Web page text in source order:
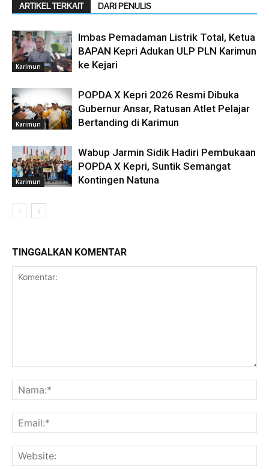
ARTIKEL TERKAIT DARI PENULIS
Karimun
Imbas Pemadaman Listrik Total, Ketua
BAPAN Kepri Adukan ULP PLN Karimun
ke Kejari
Karimun
POPDA X Kepri 2026 Resmi Dibuka
Gubernur Ansar, Ratusan Atlet Pelajar
Bertanding di Karimun
Karimun
Wabup Jarmin Sidik Hadiri Pembukaan
POPDA X Kepri, Suntik Semangat
Kontingen Natuna
TINGGALKAN KOMENTAR